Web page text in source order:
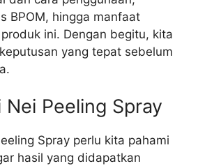
BPOM, hingga manfaat
ini. Dengan begitu, kita
yang tepat sebelum
Nei Peeling Spray
Spray perlu kita pahami
hasil yang didapatkan